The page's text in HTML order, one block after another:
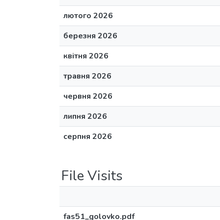
лютого 2026
березня 2026
квітня 2026
травня 2026
червня 2026
липня 2026
серпня 2026
File Visits
fas51_golovko.pdf